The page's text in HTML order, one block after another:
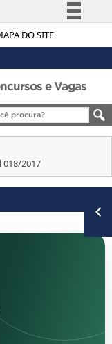
DO SITE
Legislação
Canais
e Vagas
018/2017